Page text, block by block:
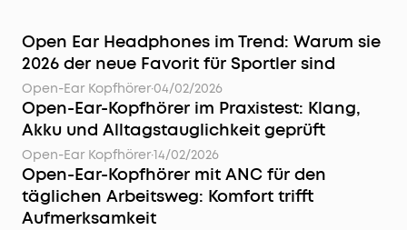
Open Ear Headphones im Trend: Warum sie
2026 der neue Favorit für Sportler sind
Open-Ear Kopfhörer·04/02/2026
Open-Ear-Kopfhörer im Praxistest: Klang,
Akku und Alltagstauglichkeit geprüft
Open-Ear Kopfhörer·14/02/2026
Open-Ear-Kopfhörer mit ANC für den
täglichen Arbeitsweg: Komfort trifft
Aufmerksamkeit